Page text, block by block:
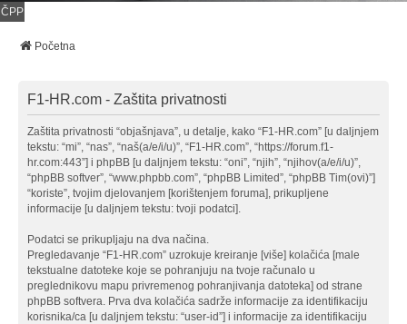
ČPP
Početna
F1-HR.com - Zaštita privatnosti
Zaštita privatnosti “objašnjava”, u detalje, kako “F1-HR.com” [u daljnjem
tekstu: “mi”, “nas”, “naš(a/e/i/u)”, “F1-HR.com”, “https://forum.f1-
hr.com:443”] i phpBB [u daljnjem tekstu: “oni”, “njih”, “njihov(a/e/i/u)”,
“phpBB softver”, “www.phpbb.com”, “phpBB Limited”, “phpBB Tim(ovi)”]
“koriste”, tvojim djelovanjem [korištenjem foruma], prikupljene
informacije [u daljnjem tekstu: tvoji podatci].
Podatci se prikupljaju na dva načina.
Pregledavanje “F1-HR.com” uzrokuje kreiranje [više] kolačića [male
tekstualne datoteke koje se pohranjuju na tvoje računalo u
preglednikovu mapu privremenog pohranjivanja datoteka] od strane
phpBB softvera. Prva dva kolačića sadrže informacije za identifikaciju
korisnika/ca [u daljnjem tekstu: “user-id”] i informacije za identifikaciju